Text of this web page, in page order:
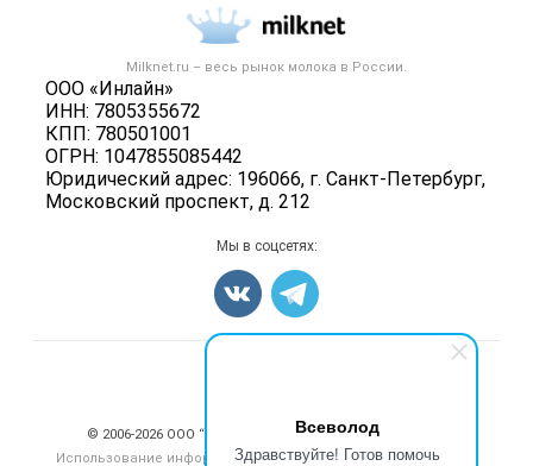
Всеволод
Здравствуйте! Готов помочь
Milknet.ru – весь рынок молока в России.
ООО «Инлайн»
ИНН: 7805355672
КПП: 780501001
ОГРН: 1047855085442
Юридический адрес: 196066, г. Санкт-Петербург,
Московский проспект, д. 212
Публичная оферта
Контактная информация
Политика обработки персональных данных
Новости рынка
Молочная продукция
Вторичное сырье
Оборудование
Карта объявлений
Мы в соцсетях:
© 2006‑2026 ООО “Инлайн”. 12+ Все права защищены.
Использование информации, размещенной на данном сайте,